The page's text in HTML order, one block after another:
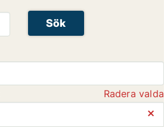
Sök
Radera valda
⨯